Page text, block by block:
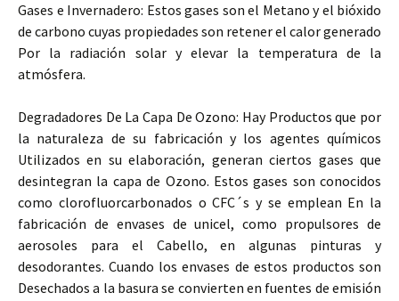
Gases e Invernadero: Estos gases son el Metano y el bióxido
de carbono cuyas propiedades son retener el calor generado
Por la radiación solar y elevar la temperatura de la
atmósfera.
Degradadores De La Capa De Ozono: Hay Productos que por
la naturaleza de su fabricación y los agentes químicos
Utilizados en su elaboración, generan ciertos gases que
desintegran la capa de Ozono. Estos gases son conocidos
como clorofluorcarbonados o CFC´s y se emplean En la
fabricación de envases de unicel, como propulsores de
aerosoles para el Cabello, en algunas pinturas y
desodorantes. Cuando los envases de estos productos son
Desechados a la basura se convierten en fuentes de emisión